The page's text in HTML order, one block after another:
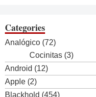
Categories
Analógico (72)
Cocinitas (3)
Android (12)
Apple (2)
Blackhold (454)